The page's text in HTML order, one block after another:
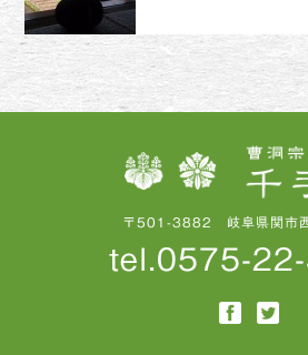
〒501-3882 岐阜県関市
tel.0575-